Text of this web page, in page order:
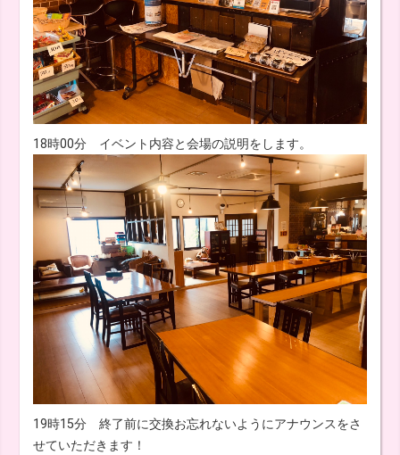
18時00分 イベント内容と会場の説明をします。
19時15分 終了前に交換お忘れないようにアナウンスをさ
せていただきます！